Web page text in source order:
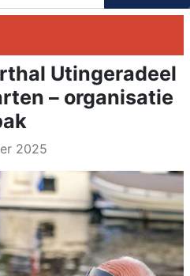
Utingeradeel
– organisatie
2025